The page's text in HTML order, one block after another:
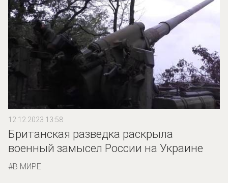
12.12.2023 13:58
Британская разведка раскрыла
военный замысел России на Украине
В МИРЕ